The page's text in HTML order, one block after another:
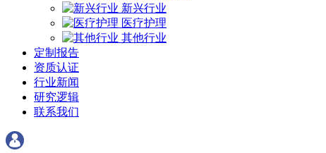
新兴行业
医疗护理
其他行业
定制报告
资质认证
行业新闻
研究逻辑
联系我们